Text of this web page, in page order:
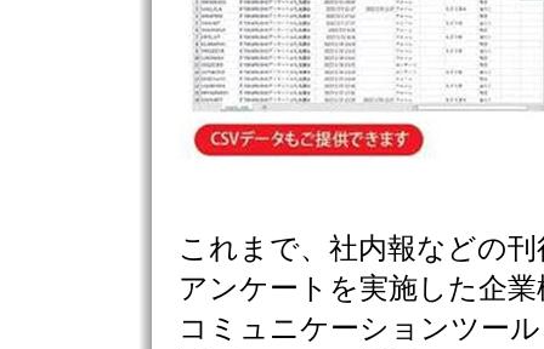
これまで、社内報などの
アンケートを実施した企業
コミュニケーションツー